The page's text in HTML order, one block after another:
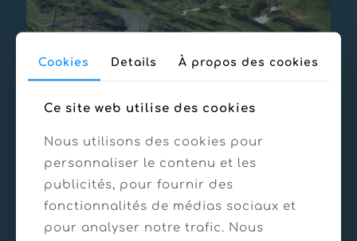
Cookies Details À propos des cookies
Ce site web utilise des cookies
Nous utilisons des cookies pour
personnaliser le contenu et les
publicités, pour fournir des
fonctionnalités de médias sociaux et
pour analyser notre trafic. Nous